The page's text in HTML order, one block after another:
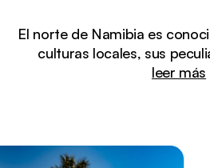
El norte de Namibia es
culturas locales, sus
leer más